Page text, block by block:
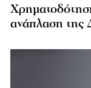
ανάπλαση της